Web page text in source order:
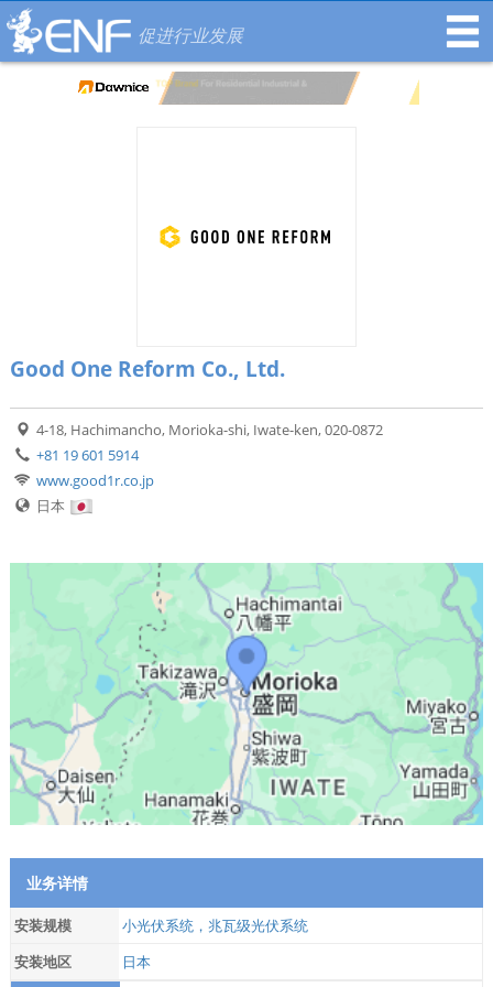
促进行业发展
Good One Reform Co., Ltd.
4-18, Hachimancho, Morioka-shi, Iwate-ken, 020-0872
+81 19 601 5914
www.good1r.co.jp
日本
业务详情
安装规模
小光伏系统，兆瓦级光伏系统
安装地区
日本